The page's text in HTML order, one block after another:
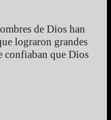
de Dios han
lograron grandes
confiaban que Dios